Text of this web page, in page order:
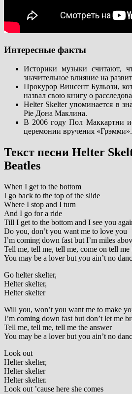
Интересные факты
Историки музыки считают,
значительное влияние на
Прокурор Винсент Бульози,
назвал свою книгу о
Helter Skelter упоминается в
Pie Дона Маклина.
В 2006 году Пол Маккартни
церемонии вручения «Грэмми».
Текст песни Helter
Beatles
When I get to the bottom
I go back to the top of the slide
Where I stop and I turn
And I go for a ride
Till I get to the bottom and I see you
Do you, don’t you want me to love you
I’m coming down fast but I’m miles
Tell me, tell me, tell me, come on tell me
You may be a lover but you ain’t no
Go helter skelter,
Helter skelter,
Helter skelter
Will you, won’t you want me to make
I’m coming down fast but don’t let me
Tell me, tell me, tell me the answer
You may be a lover but you ain’t no
Look out
Helter skelter,
Helter skelter
Helter skelter.
Look out ’cause here she comes